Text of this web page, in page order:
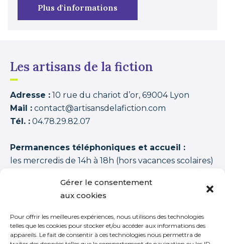
Gérer le consentement
aux cookies
Pour offrir les meilleures expériences, nous utilisons des technologies
telles que les cookies pour stocker et/ou accéder aux informations des
appareils. Le fait de consentir à ces technologies nous permettra de
Plus d'informations
Les artisans de la fiction
Adresse : 10 rue du chariot d’or, 69004 Lyon
Mail : contact@artisansdelafiction.com
Tél. : 04.78.29.82.07
Permanences téléphoniques et accueil :
les mercredis de 14h à 18h (hors vacances scolaires)
1350 APPRENANTS DISTINCTS 2015–2026 (cycles + stages
+ journées thématiques + journées initiation) .